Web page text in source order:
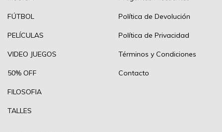
FÚTBOL
PELÍCULAS
VIDEO JUEGOS
50% OFF
FILOSOFIA
TALLES
Política de Devolución
Política de Privacidad
Términos y Condiciones
Contacto